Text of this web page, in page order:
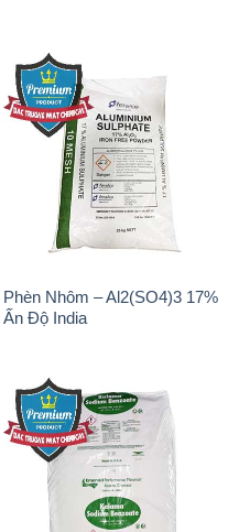
Phèn Nhôm – Al2(SO4)3 17%
Ấn Độ India
Sodium Benzoate – Mốc Bột
Kalama Food Grade Mỹ Usa